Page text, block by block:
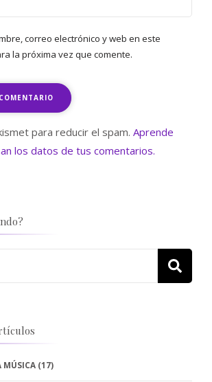
correo electrónico y web en este
la próxima vez que comente.
para reducir el spam. Aprende
los datos de tus comentarios.
MÚSICA (17)